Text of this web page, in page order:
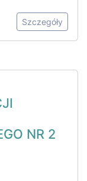
Szczegóły
NR 2